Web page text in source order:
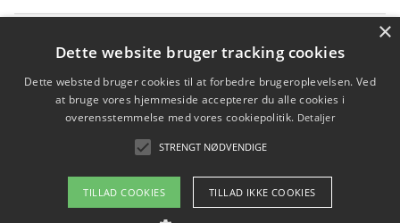
får du indgår et samarbejde
Hold et møde med en WordPress ekspert og vælg den
mest professionelle til at vedligeholde din løsning
Copyright 2026 - Pilanto Aps
×
Dette website bruger tracking cookies
Dette websted bruger cookies til at forbedre brugeroplevelsen. Ved
at bruge vores hjemmeside accepterer du alle cookies i
overensstemmelse med vores cookiepolitik. Detaljer
STRENGT NØDVENDIGE
TILLAD COOKIES TILLAD IKKE COOKIES